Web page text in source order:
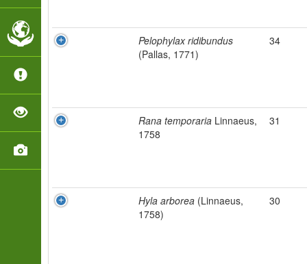
Pelophylax ridibundus
(Pallas, 1771)
34
Rana temporaria Linnaeus,
1758
31
Hyla arborea (Linnaeus,
1758)
30